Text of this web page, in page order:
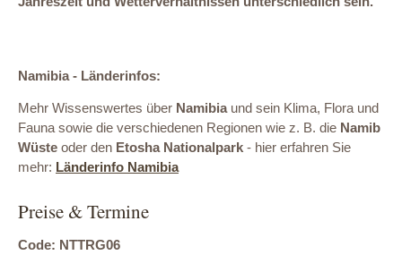
Namibia - Länderinfos:
Mehr Wissenswertes über Namibia und sein Klima, Flora und
Fauna sowie die verschiedenen Regionen wie z. B. die Namib
Wüste oder den Etosha Nationalpark - hier erfahren Sie
mehr: Länderinfo Namibia
Preise & Termine
Code: NTTRG06